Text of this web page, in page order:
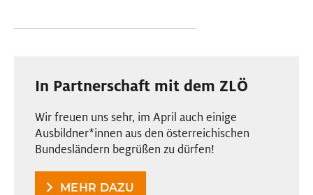
In Partnerschaft mit dem ZLÖ
Wir freuen uns sehr, im April auch einige
Ausbildner*innen Innen
aus den österreichischen
Bundesländern begrüßen zu dürfen!
MEHR DAZU